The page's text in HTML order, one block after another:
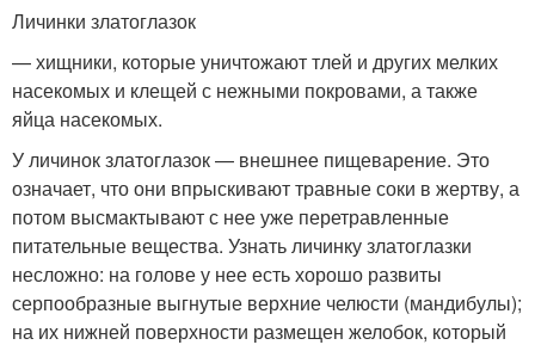
Личинки златоглазок
— хищники, которые уничтожают тлей и других мелких
насекомых и клещей с нежными покровами, а также
яйца насекомых.
У личинок златоглазок — внешнее пищеварение. Это
означает, что они впрыскивают травные соки в жертву, а
потом высмактывают с нее уже перетравленные
питательные вещества. Узнать личинку златоглазки
несложно: на голове у нее есть хорошо развиты
серпообразные выгнутые верхние челюсти (мандибулы);
на их нижней поверхности размещен желобок, который